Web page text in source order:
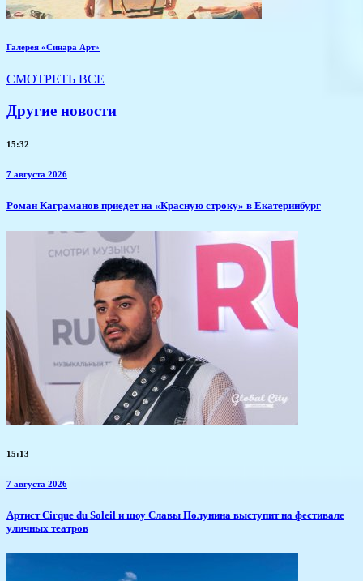
Галерея «Синара Арт»
СМОТРЕТЬ ВСЕ
Другие новости
15:32
7 августа 2026
​Роман Каграманов приедет на «Красную строку» в Екатеринбург
15:13
7 августа 2026
Артист Cirque du Soleil и шоу Славы Полунина выступит на фестивале
уличных театров